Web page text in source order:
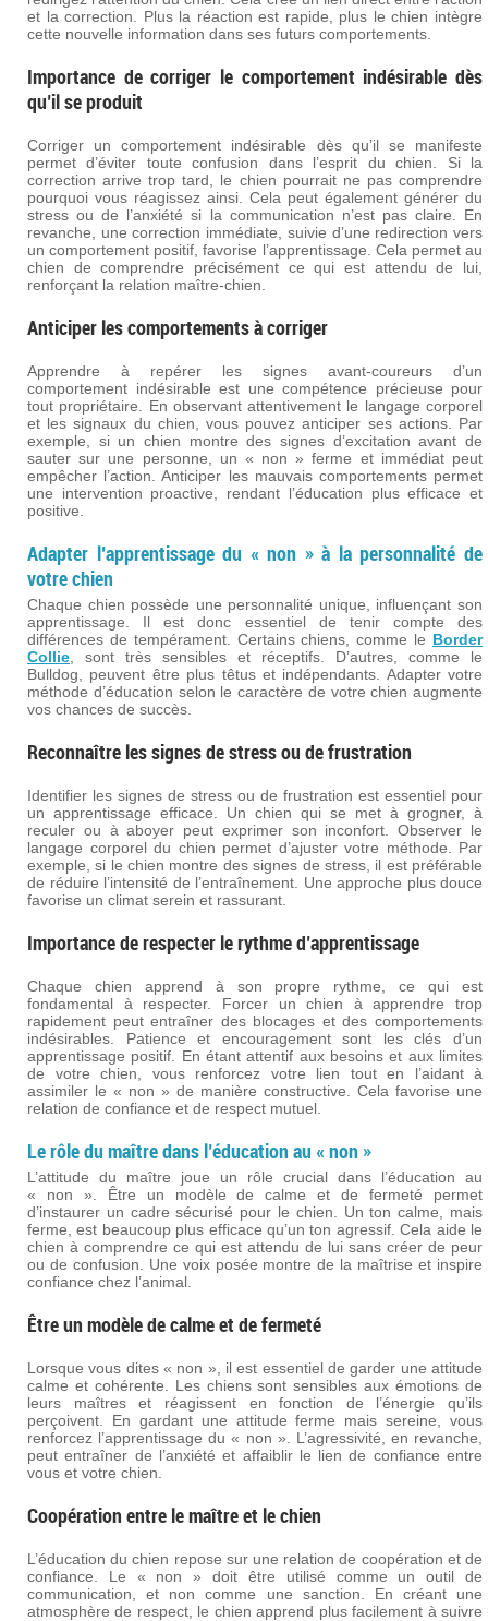
et la correction. Plus la réaction est rapide, plus le chien intègre
cette nouvelle information dans ses futurs comportements.
Importance de corriger le comportement indésirable dès
qu’il se produit
Corriger un comportement indésirable dès qu’il se manifeste
permet d’éviter toute confusion dans l’esprit du chien. Si la
correction arrive trop tard, le chien pourrait ne pas comprendre
pourquoi vous réagissez ainsi. Cela peut également générer du
stress ou de l’anxiété si la communication n’est pas claire. En
revanche, une correction immédiate, suivie d’une redirection vers
un comportement positif, favorise l’apprentissage. Cela permet au
chien de comprendre précisément ce qui est attendu de lui,
renforçant la relation maître-chien.
Anticiper les comportements à corriger
Apprendre à repérer les signes avant-coureurs d’un
comportement indésirable est une compétence précieuse pour
tout propriétaire. En observant attentivement le langage corporel
et les signaux du chien, vous pouvez anticiper ses actions. Par
exemple, si un chien montre des signes d’excitation avant de
sauter sur une personne, un « non » ferme et immédiat peut
empêcher l’action. Anticiper les mauvais comportements permet
une intervention proactive, rendant l’éducation plus efficace et
positive.
Adapter l’apprentissage du « non » à la personnalité de
votre chien
Chaque chien possède une personnalité unique, influençant son
apprentissage. Il est donc essentiel de tenir compte des
différences de tempérament. Certains chiens, comme le Border
Collie , sont très sensibles et réceptifs. D’autres, comme le
Bulldog, peuvent être plus têtus et indépendants. Adapter votre
méthode d’éducation selon le caractère de votre chien augmente
vos chances de succès.
Reconnaître les signes de stress ou de frustration
Identifier les signes de stress ou de frustration est essentiel pour
un apprentissage efficace. Un chien qui se met à grogner, à
reculer ou à aboyer peut exprimer son inconfort. Observer le
langage corporel du chien permet d’ajuster votre méthode. Par
exemple, si le chien montre des signes de stress, il est préférable
de réduire l’intensité de l’entraînement. Une approche plus douce
favorise un climat serein et rassurant.
Importance de respecter le rythme d’apprentissage
Chaque chien apprend à son propre rythme, ce qui est
fondamental à respecter. Forcer un chien à apprendre trop
rapidement peut entraîner des blocages et des comportements
indésirables. Patience et encouragement sont les clés d’un
apprentissage positif. En étant attentif aux besoins et aux limites
de votre chien, vous renforcez votre lien tout en l’aidant à
assimiler le « non » de manière constructive. Cela favorise une
relation de confiance et de respect mutuel.
Le rôle du maître dans l’éducation au « non »
L’attitude du maître joue un rôle crucial dans l’éducation au
« non ». Être un modèle de calme et de fermeté permet
d’instaurer un cadre sécurisé pour le chien. Un ton calme, mais
ferme, est beaucoup plus efficace qu’un ton agressif. Cela aide le
chien à comprendre ce qui est attendu de lui sans créer de peur
ou de confusion. Une voix posée montre de la maîtrise et inspire
confiance chez l’animal.
Être un modèle de calme et de fermeté
Lorsque vous dites « non », il est essentiel de garder une attitude
calme et cohérente. Les chiens sont sensibles aux émotions de
leurs maîtres et réagissent en fonction de l’énergie qu’ils
perçoivent. En gardant une attitude ferme mais sereine, vous
renforcez l’apprentissage du « non ». L’agressivité, en revanche,
peut entraîner de l’anxiété et affaiblir le lien de confiance entre
vous et votre chien.
Coopération entre le maître et le chien
L’éducation du chien repose sur une relation de coopération et de
confiance. Le « non » doit être utilisé comme un outil de
communication, et non comme une sanction. En créant une
atmosphère de respect, le chien apprend plus facilement à suivre